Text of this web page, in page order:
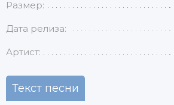
Размер:
Дата релиза:
Артист:
Текст песни